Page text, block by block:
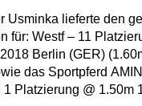
Usminka lieferte den
für: Westf – 11
Berlin (GER)
das Sportpferd
1 Platzierung @ 1.50m